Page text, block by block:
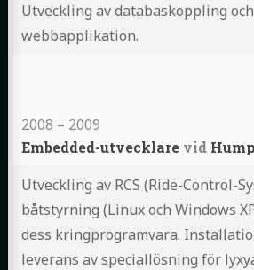
Utveckling av databaskoppling
webbapplikation.
2008 – 2009
Embedded-utvecklare vid
Utveckling av RCS (Ride-Control-
båtstyrning (Linux och Windows
dess kringprogramvara.
leverans av speciallösning för